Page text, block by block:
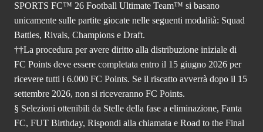
SPORTS FC™ 26 Football Ultimate Team™ si basano
unicamente sulle partite giocate nelle seguenti modalità: Squad
Battles, Rivals, Champions e Draft.
††La procedura per avere diritto alla distribuzione iniziale di
FC Points deve essere completata entro il 15 giugno 2026 per
ricevere tutti i 6.000 FC Points. Se il riscatto avverrà dopo il 15
settembre 2026, non si riceveranno FC Points.
§ Selezioni ottenibili da Stelle della fase a eliminazione, Fanta
FC, FUT Birthday, Rispondi alla chiamata e Road to the Final